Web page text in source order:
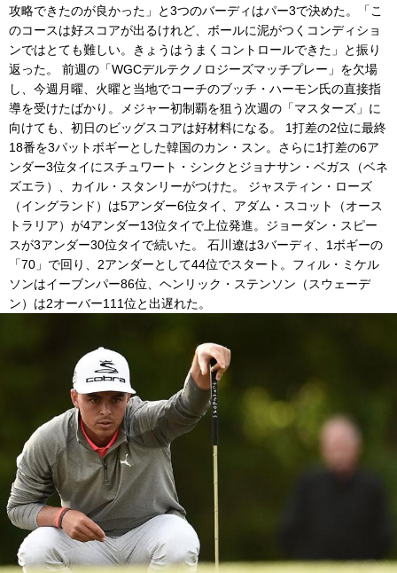
攻略できたのが良かった」と3つのバーディはパー3で決めた。「こ
のコースは好スコアが出るけれど、ボールに泥がつくコンディショ
ンではとても難しい。きょうはうまくコントロールできた」と振り
返った。 前週の「WGCデルテクノロジーズマッチプレー」を欠場
し、今週月曜、火曜と当地でコーチのブッチ・ハーモン氏の直接指
導を受けたばかり。メジャー初制覇を狙う次週の「マスターズ」に
向けても、初日のビッグスコアは好材料になる。 1打差の2位に最終
18番を3パットボギーとした韓国のカン・スン。さらに1打差の6ア
ンダー3位タイにスチュワート・シンクとジョナサン・ベガス（ベネ
ズエラ）、カイル・スタンリーがつけた。 ジャスティン・ローズ
（イングランド）は5アンダー6位タイ、アダム・スコット（オース
トラリア）が4アンダー13位タイで上位発進。ジョーダン・スピー
スが3アンダー30位タイで続いた。 石川遼は3バーディ、1ボギーの
「70」で回り、2アンダーとして44位でスタート。フィル・ミケル
ソンはイーブンパー86位、ヘンリック・ステンソン（スウェーデ
ン）は2オーバー111位と出遅れた。